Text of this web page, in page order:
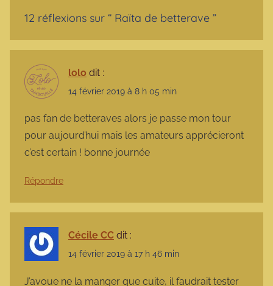
12 réflexions sur “ Raïta de betterave ”
lolo dit :
14 février 2019 à 8 h 05 min
pas fan de betteraves alors je passe mon tour
pour aujourd’hui mais les amateurs apprécieront
c’est certain ! bonne journée
Répondre
Cécile CC dit :
14 février 2019 à 17 h 46 min
J’avoue ne la manger que cuite, il faudrait tester